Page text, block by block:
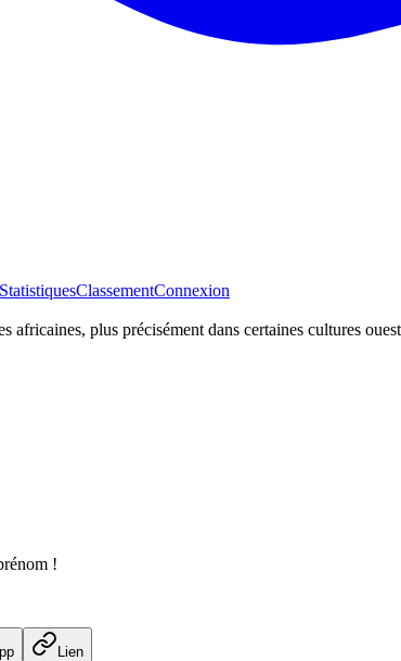
StatistiquesClassementConnexion
africaines, plus précisément dans certaines cultures
!
Lien